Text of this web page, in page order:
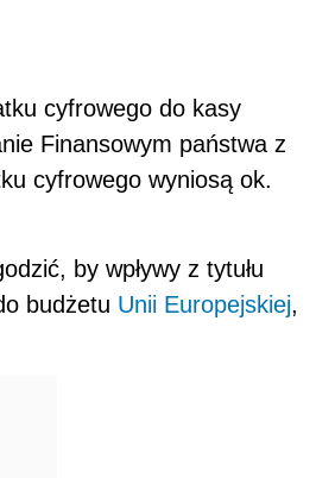
cyfrowego do kasy
Finansowym państwa z
cyfrowego wyniosą ok.
by wpływy z tytułu
budżetu Unii Europejskiej,